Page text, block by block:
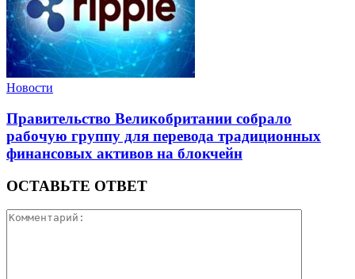
Новости
Правительство Великобритании собрало
рабочую группу для перевода традиционных
финансовых активов на блокчейн
ОСТАВЬТЕ ОТВЕТ